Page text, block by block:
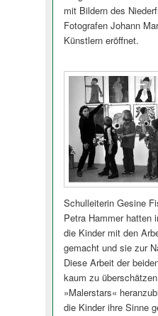
mit Bildern des
Fotografen Johann
Künstlern eröffnet.
Schulleiterin Gesine
Petra Hammer hatten
die Kinder mit den
gemacht und sie zur
Diese Arbeit der
kaum zu
»Malerstars«
die Kinder ihre Sinne